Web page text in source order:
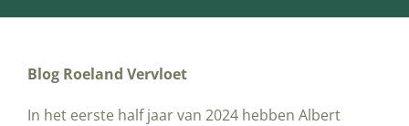
Blog Roeland Vervloet
In het eerste half jaar van 2024 hebben Albert